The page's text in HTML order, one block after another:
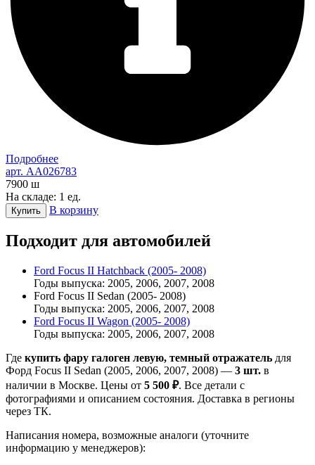
Подробнее
арт. AA026783
7900 ш
На складе: 1 ед.
Купить В корзину
Подходит для автомобилей
Ford Focus II Hatchback (2005- 2008)
Годы выпуска: 2005, 2006, 2007, 2008
Ford Focus II Sedan (2005- 2008)
Годы выпуска: 2005, 2006, 2007, 2008
Ford Focus II Wagon (2005- 2008)
Годы выпуска: 2005, 2006, 2007, 2008
Где купить фару галоген левую, темный отражатель для
Форд Focus II Sedan (2005, 2006, 2007, 2008) — 3 шт. в
наличии в Москве. Цены от 5 500 ₽. Все детали с
фотографиями и описанием состояния. Доставка в регионы
через ТК.
Написания номера, возможные аналоги (уточните
информацию у менеджеров):